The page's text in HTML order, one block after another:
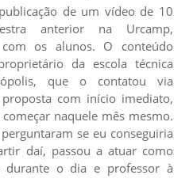
de um vídeo de 10
anterior na Urcamp,
os alunos. O conteúdo
da escola técnica
que o contatou via
com início imediato,
naquele mês mesmo.
se eu conseguiria
daí, passou a atuar como
durante o dia e professor à